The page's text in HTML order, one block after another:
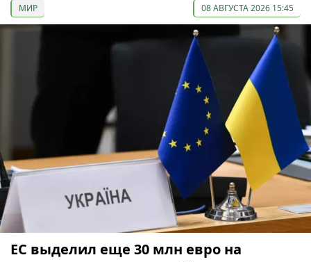
МИР 08 АВГУСТА 2026 15:45
ЕС выделил еще 30 млн евро на